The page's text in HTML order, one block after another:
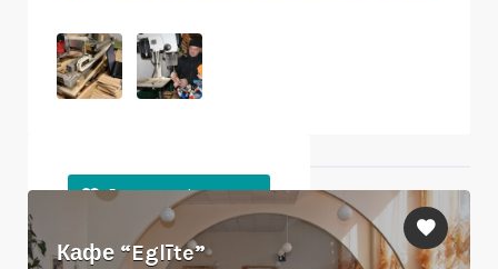
Кафе “Eglīte”